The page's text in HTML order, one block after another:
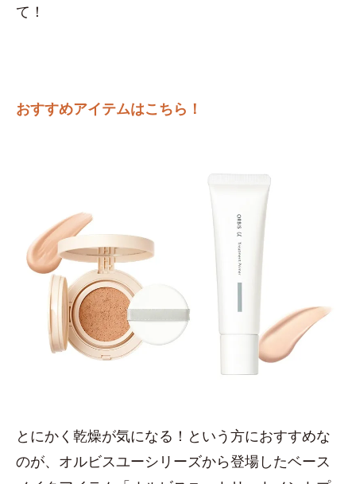
て！
おすすめアイテムはこちら！
とにかく乾燥が気になる！という方におすすめな
のが、オルビスユーシリーズから登場したベース